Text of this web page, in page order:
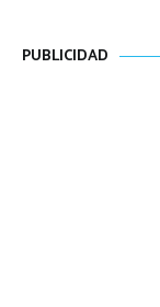
PUBLICIDAD